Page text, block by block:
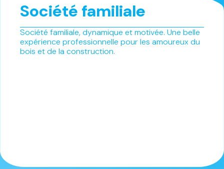
Société familiale
Société familiale, dynamique et motivée. Une belle
expérience professionnelle pour les amoureux du
bois et de la construction.